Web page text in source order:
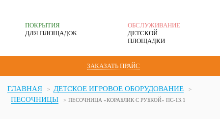
ПОКРЫТИЯ
ДЛЯ ПЛОЩАДОК
ОБСЛУЖИВАНИЕ
ДЕТСКОЙ
ПЛОЩАДКИ
ЗАКАЗАТЬ ПРАЙС
ГЛАВНАЯ
ДЕТСКОЕ ИГРОВОЕ ОБОРУДОВАНИЕ
ПЕСОЧНИЦЫ
ПЕСОЧНИЦА «КОРАБЛИК С РУБКОЙ» ПС-13.1